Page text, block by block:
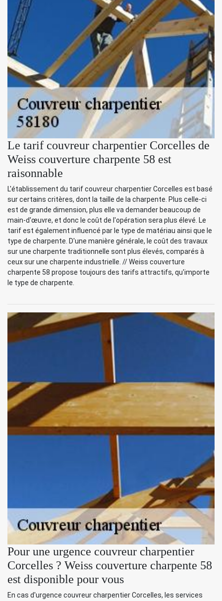
Le tarif couvreur charpentier Corcelles de
Weiss couverture charpente 58 est
raisonnable
L'établissement du tarif couvreur charpentier Corcelles est basé
sur certains critères, dont la taille de la charpente. Plus celle-ci
est de grande dimension, plus elle va demander beaucoup de
main-d'œuvre, et donc le coût de l'opération sera plus élevé. Le
tarif est également influencé par le type de matériau ainsi que le
type de charpente. D'une manière générale, le coût des travaux
sur une charpente traditionnelle sont plus élevés, comparés à
ceux sur une charpente industrielle. // Weiss couverture
charpente 58 propose toujours des tarifs attractifs, qu'importe
le type de charpente.
Pour une urgence couvreur charpentier
Corcelles ? Weiss couverture charpente 58
est disponible pour vous
En cas d'urgence couvreur charpentier Corcelles, les services